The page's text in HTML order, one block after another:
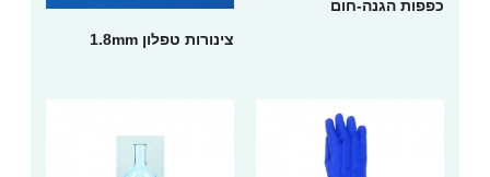
כפפות הגנה-חום
צינורות טפלון 1.8mm